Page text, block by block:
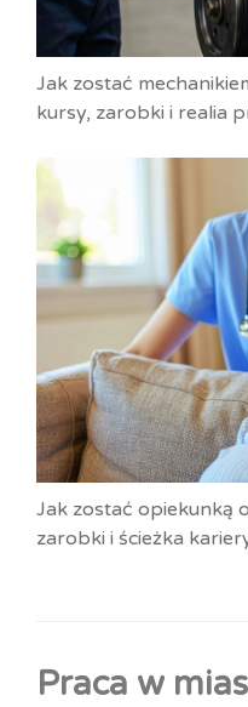
Jak zostać
kursy, zarobki i realia
Jak zostać opiekunką
zarobki i ścieżka
Praca w